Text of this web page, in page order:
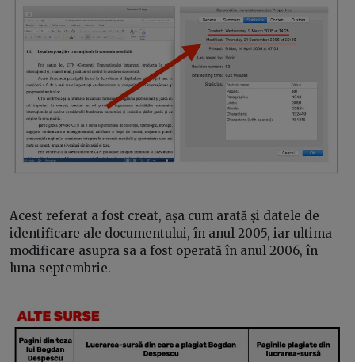
Acest referat a fost creat, așa cum arată și datele de
identificare ale documentului, în anul 2005, iar ultima
modificare asupra sa a fost operată în anul 2006, în
luna septembrie.